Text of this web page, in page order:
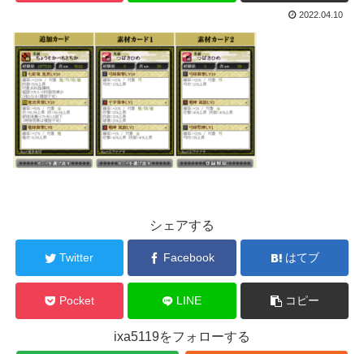
2022.04.10
シェアする
Twitter Facebook はてブ
Pocket LINE コピー
ixa5119をフォローする